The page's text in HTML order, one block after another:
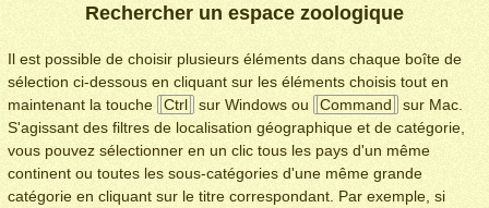
Rechercher un espace zoologique
Il est possible de choisir plusieurs éléments dans chaque boîte de
sélection ci-dessous en cliquant sur les éléments choisis tout en
maintenant la touche
Ctrl sur Windows ou Command
sur Mac.
S'agissant des filtres de localisation géographique et de catégorie,
vous pouvez sélectionner en un clic tous les pays d'un même
continent ou toutes les sous-catégories d'une même grande
catégorie en cliquant sur le titre correspondant. Par exemple, si